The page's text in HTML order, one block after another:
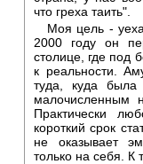
что греха таить".
Моя цель -
2000 году он
столице, где под
к реальности.
туда, куда
малочисленным
Практически
короткий срок
не оказывает
только на себя. К